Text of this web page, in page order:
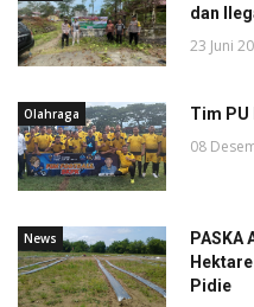
dan
23 Juni
Olahraga Tim PU
08
News
PASKA
Pidie